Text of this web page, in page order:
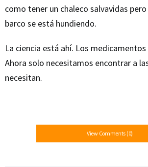
como tener un chaleco salvavidas
barco se está hundiendo.
La ciencia está ahí. Los
Ahora solo necesitamos encontrar a
necesitan.
View Comments (0)